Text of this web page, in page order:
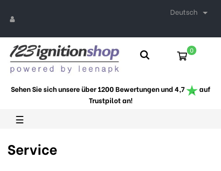
Deutsch 
0
Sehen Sie sich unsere über 1200 Bewertungen und 4,7
auf
Trustpilot an!
Umschalten
der
☰
Service